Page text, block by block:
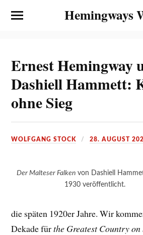
Hemingways
Ernest Hemingway
Dashiell Hammett:
ohne Sieg
WOLFGANG STOCK 28. AUGUST
Der Malteser Falken von Dashiell
1930 veröffentlicht.
die späten 1920er Jahre. Wir
Dekade fürthe Greatest Country on